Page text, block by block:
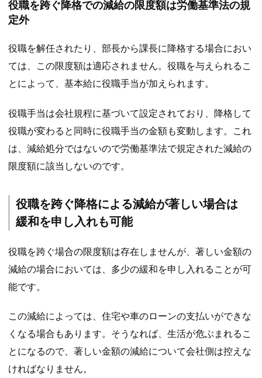
役職を跨ぐ降格での減給の限度額は労働基準法の規
定外
役職を解任されたり、部長から課長に降格する場合におい
ては、この限度額は適応されません。役職を与えられるこ
とによって、基本給に役職手当が加えられます。
役職手当は会社規程に基づいて設定されており、降格して
役職が変わると同時に役職手当の金額も変動します。これ
は、減給処分ではないので労働基準法で規定された減給の
限度額に該当しないのです。
役職を跨ぐ降格による減給が著しい場合は
緩和を申し入れも可能
役職を跨ぐ場合の限度額は存在しませんが、著しい金額の
減給の場合においては、多少の緩和を申し入れることが可
能です。
この減給によっては、住宅や車のローンの支払いができな
くなる場合もあります。そうなれば、生活が危ぶまれるこ
とになるので、著しい金額の減給について会社側は控えな
ければなりません。